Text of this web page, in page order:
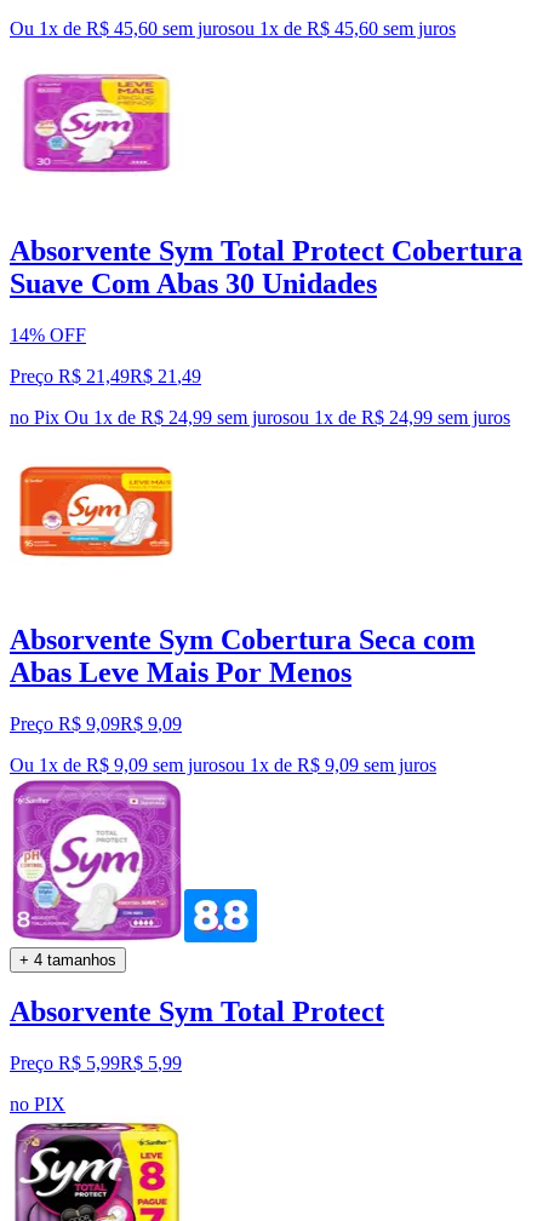
Ou 1x de R$ 45,60 sem jurosou 1x de R$ 45,60 sem juros
Absorvente Sym Total Protect Cobertura
Suave Com Abas 30 Unidades
14% OFF
Preço R$ 21,49R$ 21 ,49
no Pix Ou 1x de R$ 24,99 sem jurosou 1x de R$ 24,99 sem juros
Absorvente Sym Cobertura Seca com
Abas Leve Mais Por Menos
Preço R$ 9,09R$ 9,09
Ou 1x de R$ 9,09 sem jurosou 1x de R$ 9,09 sem juros
+ 4 tamanhos
Absorvente Sym Total Protect
Preço R$ 5,99R$ 5,99
no PIX